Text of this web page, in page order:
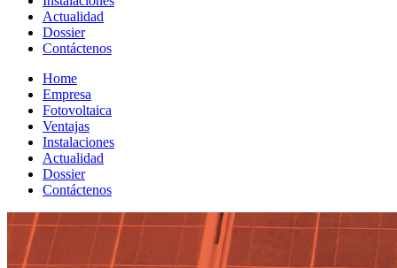
Actualidad
Dossier
Contáctenos
Home
Empresa
Fotovoltaica
Ventajas
Instalaciones
Actualidad
Dossier
Contáctenos